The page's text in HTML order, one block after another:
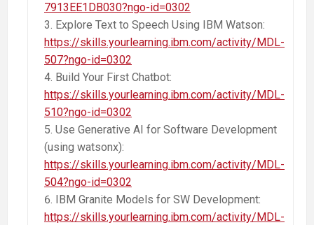
7913EE1DB030?ngo-id=0302
Explore Text to Speech Using IBM Watson:
https://skills.yourlearning.ibm.com/activity/MDL-
507?ngo-id=0302
Build Your First Chatbot:
https://skills.yourlearning.ibm.com/activity/MDL-
510?ngo-id=0302
Use Generative AI for Software Development
(using watsonx):
https://skills.yourlearning.ibm.com/activity/MDL-
504?ngo-id=0302
IBM Granite Models for SW Development:
https://skills.yourlearning.ibm.com/activity/MDL-